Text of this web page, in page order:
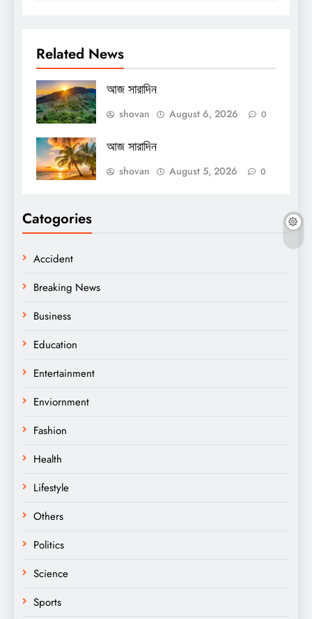
Related News
আজ সারাদিন
shovan August 6, 2026 0
আজ সারাদিন
shovan August 5, 2026 0
Catogories
Accident
Breaking News
Business
Education
Entertainment
Enviornment
Fashion
Health
Lifestyle
Others
Politics
Science
Sports